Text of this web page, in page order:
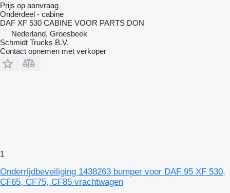
Prijs op aanvraag
Onderdeel - cabine
DAF XF 530 CABINE VOOR PARTS DON
Nederland, Groesbeek
Schmidt Trucks B.V.
Contact opnemen met verkoper
1
Onderrijdbeveiliging 1438263 bumper voor DAF 95 XF 530,
CF65, CF75, CF85 vrachtwagen